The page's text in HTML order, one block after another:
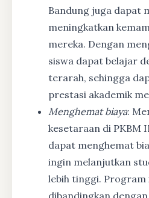
Bandung juga dapat
meningkatkan
mereka. Dengan
siswa dapat belajar
terarah, sehingga
prestasi akademik
Menghemat biaya:
kesetaraan di PKBM
dapat menghemat
ingin melanjutkan
lebih tinggi. Program
dibandingkan